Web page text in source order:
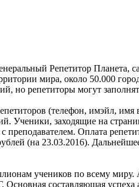
Репетитор Планета,
мира, около 50.000
но репетиторы могут
(телефон, имэйл,
Ученики, заходящие на
преподавателем. Оплата
(на 23.03.2016).
учеников по всему миру.
составляющая